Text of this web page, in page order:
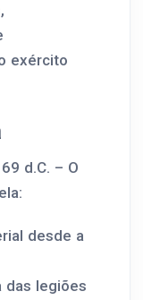
exército
d.C. – O
desde a
das legiões